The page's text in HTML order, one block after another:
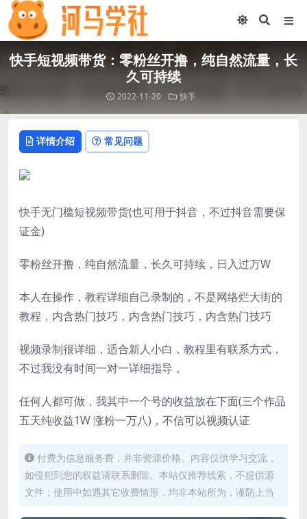
快手短视频带货：零粉丝开撸，纯自然流量，长
久可持续
2022-11-20 快手
详情介绍 常见问题
快手无门槛短视频带货(也可用于抖音，不过抖音需要保
证金)
零粉丝开撸，纯自然流量，长久可持续，日入过万W
本人在操作，教程详细自己录制的，不是网络烂大街的
教程，内含热门技巧，内含热门技巧，内含热门技巧
视频录制很详细，适合新人小白，教程里有联系方式，
不过我没有时间一对一详细指导，
任何人都可做，我其中一个号的收益放在下面(三个作品
五天纯收益1W 涨粉一万八)，不信可以视频认证
付费为信息服务费，并非资源价格。内容仅供学习交流，
如侵犯到您的权益请联系删除。本站仅推荐线索，不提供源
文件；使用中如遇其它收费情形，均非本站所为，谨防上当